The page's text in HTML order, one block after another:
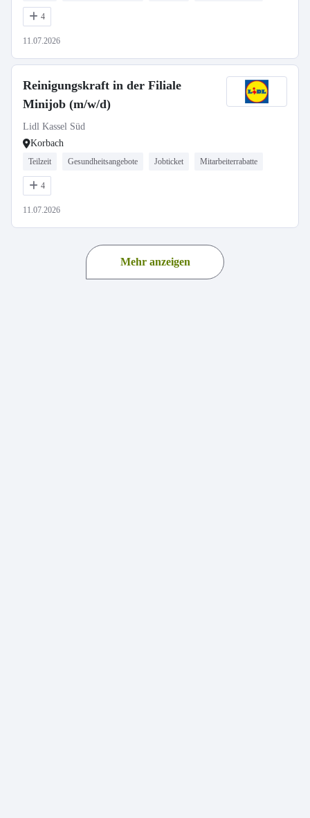
4
11.07.2026
Reinigungskraft in der Filiale
Minijob (m/w/d)
Lidl Kassel Süd
Korbach
Teilzeit Gesundheitsangebote Jobticket Mitarbeiterrabatte
4
11.07.2026
Mehr anzeigen